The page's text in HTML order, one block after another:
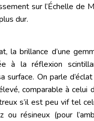
sur l’Échelle de
dur.
la brillance d’une
à la réflexion
surface. On parle
comparable à celui
s’il est peu vif tel
ou résineux (pour